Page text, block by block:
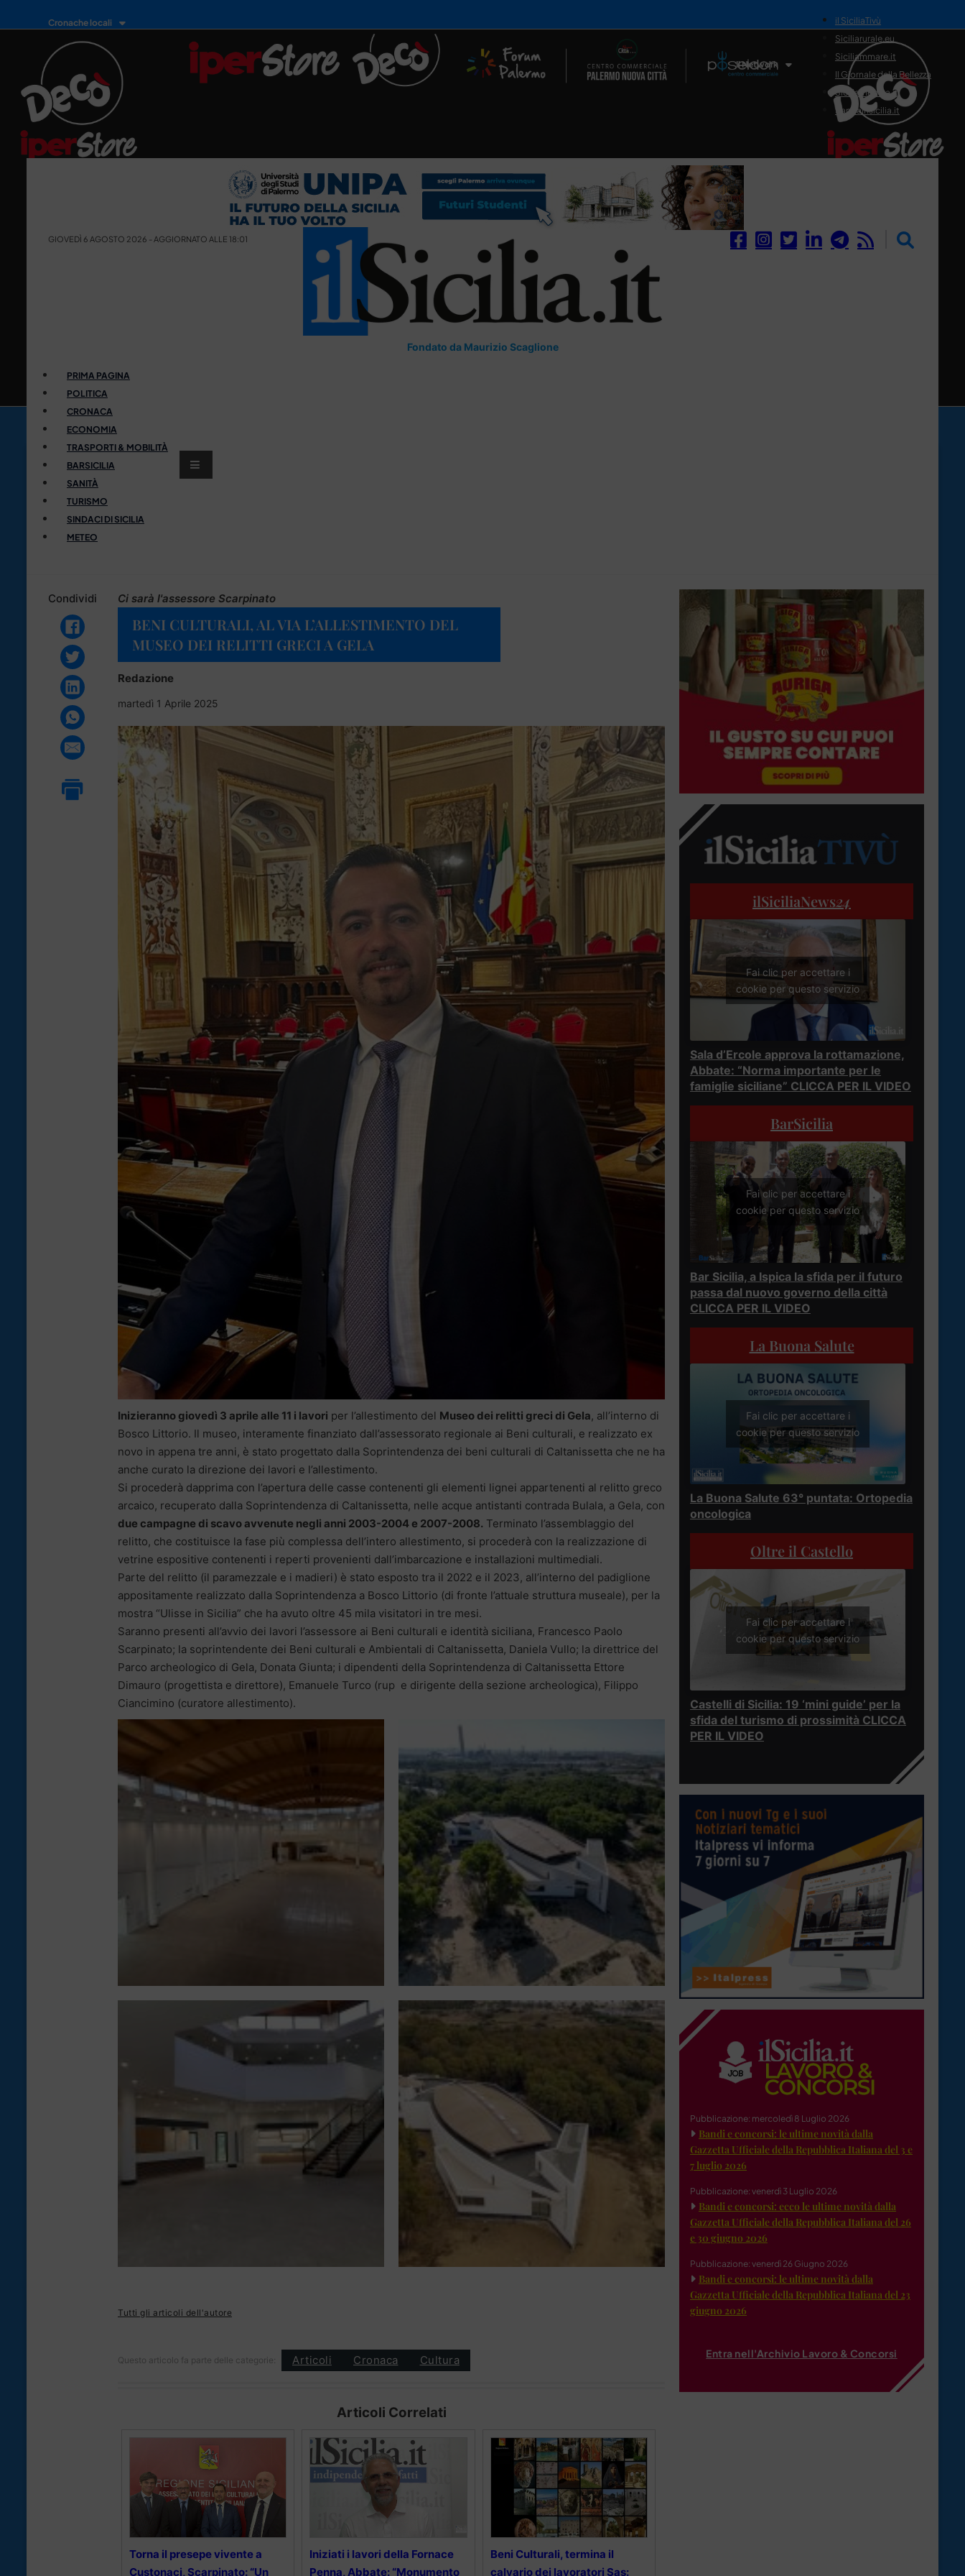
Cronache locali
Il Network
il SiciliaTivù
Siciliarurale.eu
Siciliammare.it
Il Giornale della Bellezza
Siciliamedica.it
Sanitainsicilia.it
GIOVEDÌ 6 AGOSTO 2026 - AGGIORNATO ALLE 18:01
Fondato da Maurizio Scaglione
PRIMA PAGINA
POLITICA
CRONACA
ECONOMIA
TRASPORTI & MOBILITÀ
BARSICILIA
SANITÀ
TURISMO
SINDACI DI SICILIA
METEO
Condividi Ci sarà l'assessore Scarpinato
BENI CULTURALI, AL VIA L’ALLESTIMENTO DEL
MUSEO DEI RELITTI GRECI A GELA
Redazione
martedì 1 Aprile 2025
Inizieranno giovedì 3 aprile alle 11 i lavori per l’allestimento del Museo dei relitti greci di Gela, all’interno di
Bosco Littorio. Il museo, interamente finanziato dall’assessorato regionale ai Beni culturali, e realizzato ex
novo in appena tre anni, è stato progettato dalla Soprintendenza dei beni culturali di Caltanissetta che ne ha
anche curato la direzione dei lavori e l’allestimento.
Si procederà dapprima con l’apertura delle casse contenenti gli elementi lignei appartenenti al relitto greco
arcaico, recuperato dalla Soprintendenza di Caltanissetta, nelle acque antistanti contrada Bulala, a Gela, con
due campagne di scavo avvenute negli anni 2003-2004 e 2007-2008. Terminato l’assemblaggio del
relitto, che costituisce la fase più complessa dell’intero allestimento, si procederà con la realizzazione di
vetrine espositive contenenti i reperti provenienti dall’imbarcazione e installazioni multimediali.
Parte del relitto (il paramezzale e i madieri) è stato esposto tra il 2022 e il 2023, all’interno del padiglione
appositamente realizzato dalla Soprintendenza a Bosco Littorio (di fronte l’attuale struttura museale), per la
mostra “Ulisse in Sicilia” che ha avuto oltre 45 mila visitatori in tre mesi.
Saranno presenti all’avvio dei lavori l’assessore ai Beni culturali e identità siciliana, Francesco Paolo
Scarpinato; la soprintendente dei Beni culturali e Ambientali di Caltanissetta, Daniela Vullo; la direttrice del
Parco archeologico di Gela, Donata Giunta; i dipendenti della Soprintendenza di Caltanissetta Ettore
Dimauro (progettista e direttore), Emanuele Turco (rup e dirigente della sezione archeologica), Filippo
Ciancimino (curatore allestimento).
Tutti gli articoli dell'autore
Questo articolo fa parte delle categorie: Articoli Cronaca Cultura
Articoli Correlati
Torna il presepe vivente a
Custonaci, Scarpinato: “Un
Iniziati i lavori della Fornace
Penna, Abbate: “Monumento
Beni Culturali, termina il
calvario dei lavoratori Sas:
ilSiciliaNews24
Fai clic per accettare i
cookie per questo servizio
Sala d’Ercole approva la rottamazione,
Abbate: “Norma importante per le
famiglie siciliane” CLICCA PER IL VIDEO
BarSicilia
Fai clic per accettare i
cookie per questo servizio
Bar Sicilia, a Ispica la sfida per il futuro
passa dal nuovo governo della città
CLICCA PER IL VIDEO
La Buona Salute
Fai clic per accettare i
cookie per questo servizio
La Buona Salute 63° puntata: Ortopedia
oncologica
Oltre il Castello
Fai clic per accettare i
cookie per questo servizio
Castelli di Sicilia: 19 ‘mini guide’ per la
sfida del turismo di prossimità CLICCA
PER IL VIDEO
Pubblicazione: mercoledì 8 Luglio 2026
Bandi e concorsi: le ultime novità dalla
Gazzetta Ufficiale della Repubblica Italiana del 3 e
7 luglio 2026
Pubblicazione: venerdì 3 Luglio 2026
Bandi e concorsi: ecco le ultime novità dalla
Gazzetta Ufficiale della Repubblica Italiana del 26
e 30 giugno 2026
Pubblicazione: venerdì 26 Giugno 2026
Bandi e concorsi: le ultime novità dalla
Gazzetta Ufficiale della Repubblica Italiana del 23
giugno 2026
Entra nell'Archivio Lavoro & Concorsi